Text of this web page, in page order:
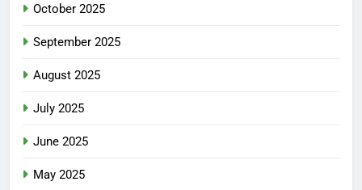
October 2025
September 2025
August 2025
July 2025
June 2025
May 2025